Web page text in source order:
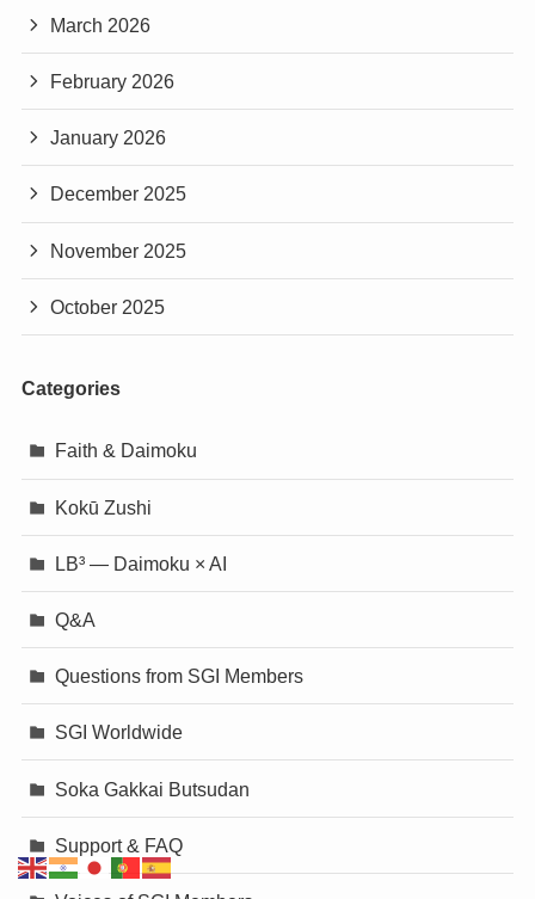
March 2026
February 2026
January 2026
December 2025
November 2025
October 2025
Categories
Faith & Daimoku
Kokū Zushi
LB³ — Daimoku × AI
Q&A
Questions from SGI Members
SGI Worldwide
Soka Gakkai Butsudan
Support & FAQ